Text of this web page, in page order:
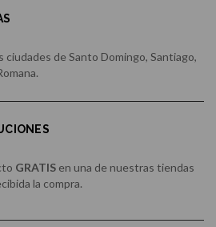
ciudades de Santo Domingo, Santiago,
GRATIS en una de nuestras tiendas
la compra.